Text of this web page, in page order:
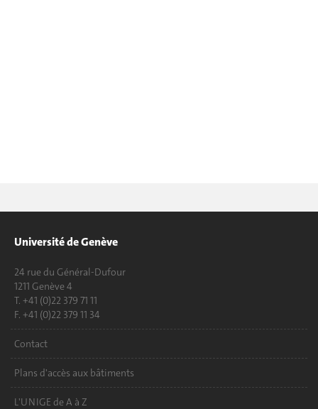
Université de Genève
24 rue du Général-Dufour
1211 Genève 4
T. +41 (0)22 379 71 11
F. +41 (0)22 379 11 34
Contact
Plans d'accès aux bâtiments
L'UNIGE de A à Z